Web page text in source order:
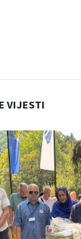
VIJESTI